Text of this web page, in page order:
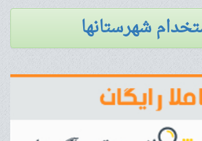
شهرستانها